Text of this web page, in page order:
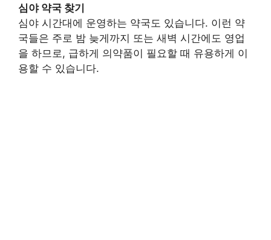
심야 약국 찾기
심야 시간대에 운영하는 약국도 있습니다. 이런 약
국들은 주로 밤 늦게까지 또는 새벽 시간에도 영업
을 하므로, 급하게 의약품이 필요할 때 유용하게 이
용할 수 있습니다.